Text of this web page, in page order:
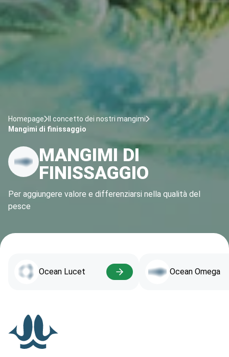
Homepage Il concetto dei nostri mangimi
Mangimi di finissaggio
MANGIMI DI
FINISSAGGIO
Per aggiungere valore e differenziarsi nella qualità del
pesce
Ocean Lucet Ocean Omega